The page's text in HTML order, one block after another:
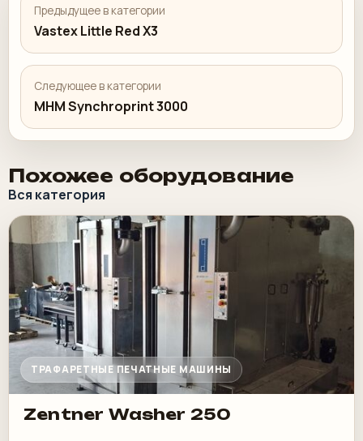
Предыдущее в категории
Vastex Little Red X3
Следующее в категории
MHM Synchroprint 3000
Похожее оборудование
Вся категория
ТРАФАРЕТНЫЕ ПЕЧАТНЫЕ МАШИНЫ
Zentner Washer 250